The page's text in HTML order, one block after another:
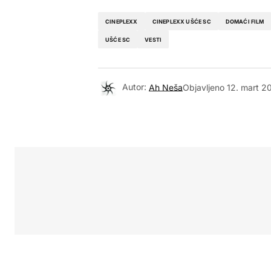
CINEPLEXX CINEPLEXX UŠĆE SC DOMAĆI FILM
UŠĆE SC VESTI
Autor: Ah NešaObjavljeno 12. mart